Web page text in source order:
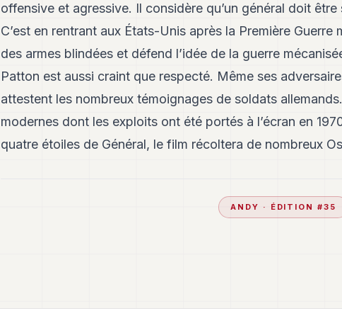
offensive et agressive. Il considère qu’un général doit
C’est en rentrant aux États-Unis après la Première
des armes blindées et défend l’idée de la guerre
Patton est aussi craint que respecté. Même ses
attestent les nombreux témoignages de soldats
modernes dont les exploits ont été portés à l’écran en
quatre étoiles de Général, le film récoltera de nombreux
ANDY · ÉDITION #35